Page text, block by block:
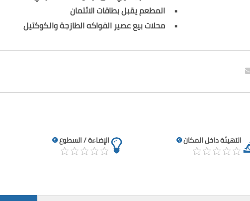
المطعم يقبل بطاقات الائتمان
محلات بيع عصير الفواكه الطازجة والكوكتيل
التهيئة داخل المكان الإضاءة / السطوع